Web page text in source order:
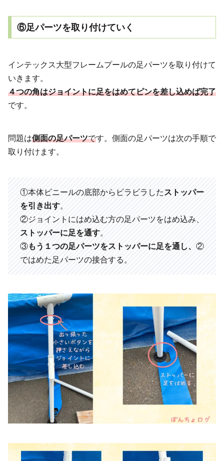
⑥足パーツを取り付けていく
インテックス大型フレームプールの足パーツを取り付けて
いきます。
４つの角はジョイントに足をはめてピンを差し込めば完了
です。
問題は側面の足パーツです。側面の足パーツは次の手順で
取り付けます。
①本体ビニールの底部からビラビラした ストッパー
を引き出す。
②ジョイントにはめ込む方の足パーツをはめ込み、
ストッパーに足を通す。
③もう１つの足パーツをストッパーに足を通し、 ②
ではめた足パーツの接合する。